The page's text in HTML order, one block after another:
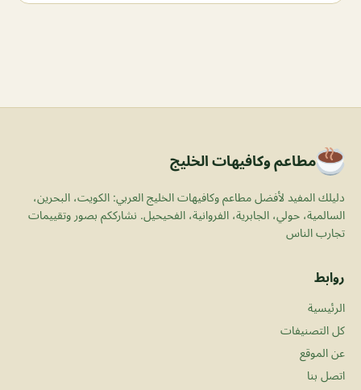
مطاعم وكافيهات الخليج
دليلك المفيد لأفضل مطاعم وكافيهات الخليج العربي: الكويت، البحرين،
السالمية، حولي، الجابرية، الفروانية، الفحيحيل. نشارككم بصور وتقييمات
تجارب الناس
روابط
الرئيسية
كل التصنيفات
عن الموقع
اتصل بنا